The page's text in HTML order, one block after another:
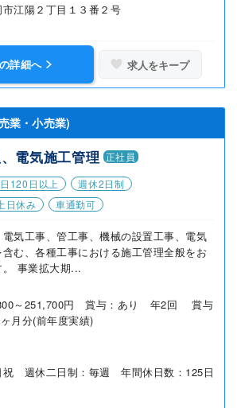
江陽２丁目１３番２号
詳細へ 求人をキープ
業・小売業)
電気施工管理 正社員
120日以上
週休2日制
日休み 車通勤可
気工事、管工事、機械の設置工事、電気
む、各種工事における施工管理全般をお
事業拡大期...
～251,700円 賞与：あり 年2回 賞与
月分(前年度実績)
祝 週休二日制：毎週 年間休日数：125日